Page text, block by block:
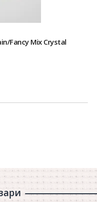
Fancy Mix Crystal